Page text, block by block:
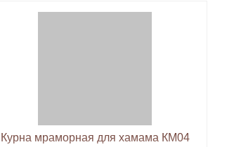
Курна мраморная для хамама КМ04